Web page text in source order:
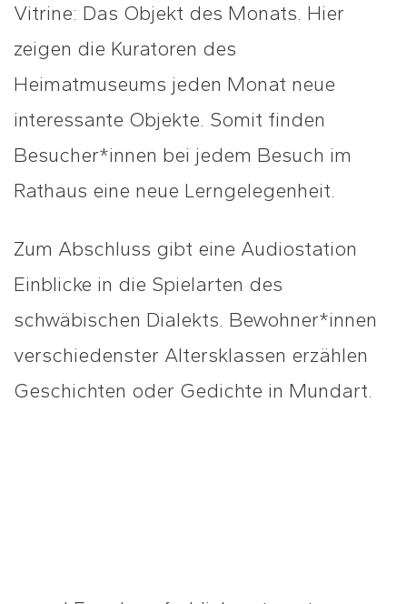
Vitrine: Das Objekt des Monats. Hier
zeigen die Kuratoren des
Heimatmuseums jeden Monat neue
interessante Objekte. Somit finden
Besucher*innen bei jedem Besuch im
Rathaus eine neue Lerngelegenheit.
Zum Abschluss gibt eine Audiostation
Einblicke in die Spielarten des
schwäbischen Dialekts. Bewohner*innen
verschiedenster Altersklassen erzählen
Geschichten oder Gedichte in Mundart.